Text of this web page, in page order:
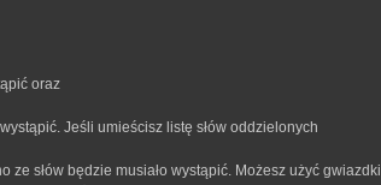
oraz
Jeśli umieścisz listę słów oddzielonych
ze słów będzie musiało wystąpić. Możesz użyć gwiazdki